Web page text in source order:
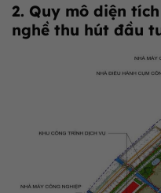
2. Quy mô diện
nghề thu hút đầu